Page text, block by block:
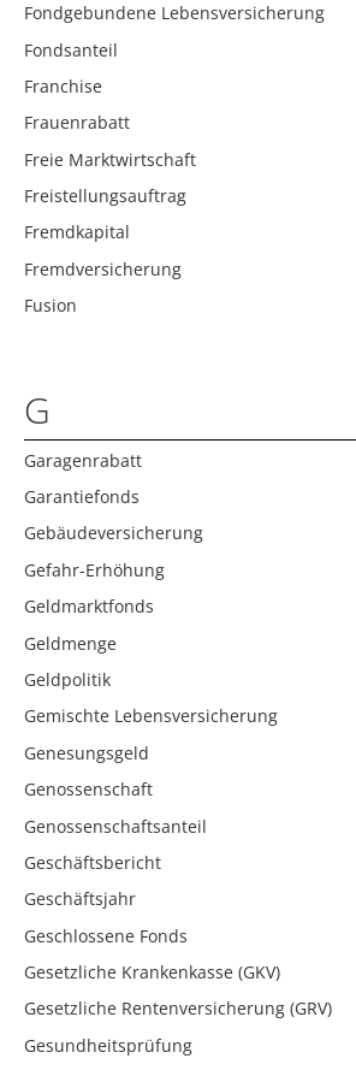
Fondgebundene Lebensversicherung
Fondsanteil
Franchise
Frauenrabatt
Freie Marktwirtschaft
Freistellungsauftrag
Fremdkapital
Fremdversicherung
Fusion
G
Garagenrabatt
Garantiefonds
Gebäudeversicherung
Gefahr-Erhöhung
Geldmarktfonds
Geldmenge
Geldpolitik
Gemischte Lebensversicherung
Genesungsgeld
Genossenschaft
Genossenschaftsanteil
Geschäftsbericht
Geschäftsjahr
Geschlossene Fonds
Gesetzliche Krankenkasse (GKV)
Gesetzliche Rentenversicherung (GRV)
Gesundheitsprüfung